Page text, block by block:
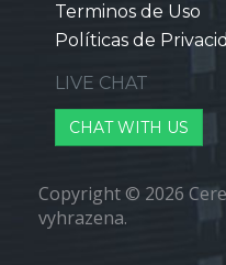
Terminos de Uso
Políticas de
LIVE CHAT
CHAT WITH US
Copyright © 2026
vyhrazena.